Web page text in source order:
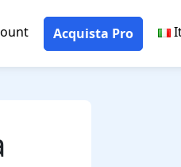
Acquista Pro